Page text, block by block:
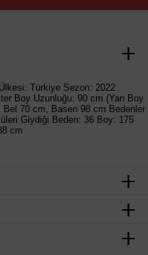
Türkiye Sezon: 2022
Boy Uzunluğu: 90 cm (Yan Boy
70 cm, Basen 98 cm Bedenler
Giydiği Beden: 36 Boy: 175
cm